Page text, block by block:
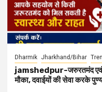
Dharmik Jharkhand/Bihar
jamshedpur-जरुरतमंद एवं
मौका, दवाईयों की सेवा करके